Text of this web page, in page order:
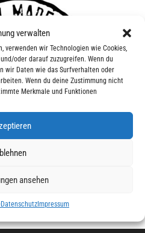
verwalten
verwenden wir Technologien wie Cookies,
oder darauf zuzugreifen. Wenn du
wir Daten wie das Surfverhalten oder
Wenn du deine Zustimmung nicht
Merkmale und Funktionen
ansehen
Datenschutz Impressum